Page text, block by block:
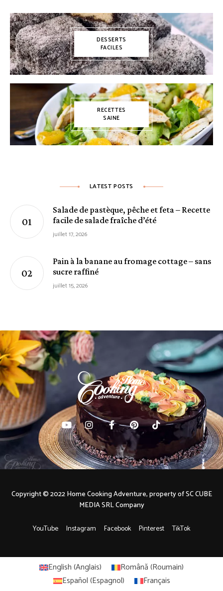
DESSERTS
FACILES
RECETTES
SAINE
LATEST POSTS
Salade de pastèque, pêche et feta – Recette
facile de salade fraîche d’été
juillet 17, 2026
Pain à la banane au fromage cottage – sans
sucre raffiné
juillet 15, 2026
YouTube Instagram Facebook Pinterest TikTok
Copyright © 2022 Home Cooking Adventure, property of SC CUBE
MEDIA SRL Company
English(Anglais) Română(Roumain)
Español(Espagnol) Français